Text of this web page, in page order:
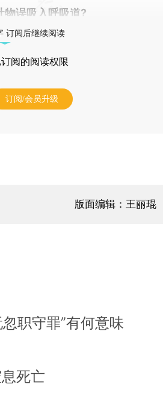
误吸入呼吸道?
订阅后继续阅读
阅的阅读权限
订阅/会员升级
版面编辑：王丽琨
职守罪”有何意味
死亡